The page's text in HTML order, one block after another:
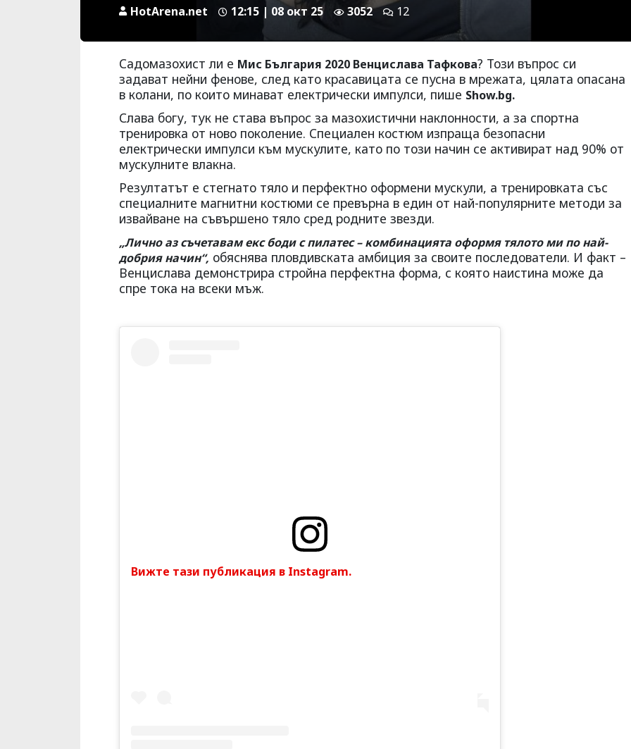
HotArena.net 12:15 | 08 окт 25 3052 12
Садомазохист ли е Мис България 2020 Венцислава Тафкова? Този въпрос си
задават нейни фенове, след като красавицата се пусна в мрежата, цялата опасана
в колани, по които минават електрически импулси, пише Show.bg.
Слава богу, тук не става въпрос за мазохистични наклонности, а за спортна
тренировка от ново поколение. Специален костюм изпраща безопасни
електрически импулси към мускулите, като по този начин се активират над 90% от
мускулните влакна.
Резултатът е стегнато тяло и перфектно оформени мускули, а тренировката със
специалните магнитни костюми се превърна в един от най-популярните методи за
извайване на съвършено тяло сред родните звезди.
„Лично аз съчетавам екс боди с пилатес – комбинацията оформя тялото ми по най-
добрия начин“, обяснява пловдивската амбиция за своите последователи. И факт –
Венцислава демонстрира стройна перфектна форма, с която наистина може да
спре тока на всеки мъж.
Вижте тази публикация в Instagram.